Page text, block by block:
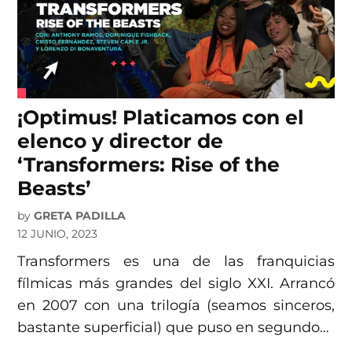
¡Optimus! Platicamos con el
elenco y director de
‘Transformers: Rise of the
Beasts’
by GRETA PADILLA
12 JUNIO, 2023
Transformers es una de las franquicias
fílmicas más grandes del siglo XXI. Arrancó
en 2007 con una trilogía (seamos sinceros,
bastante superficial) que puso en segundo…